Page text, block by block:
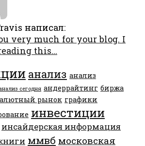
написал:
very much for your blog. I
this...
анализ анализ
анализ сегодня андеррайтинг биржа
рынок графики
инвестиции
инсайдерская информация
ммвб московская